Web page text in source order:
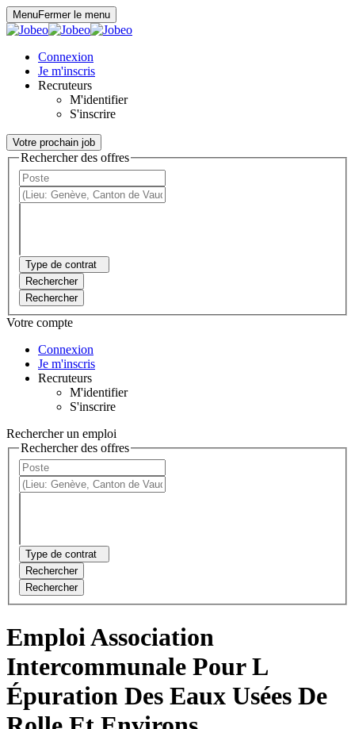
MenuFermer le menu
Connexion
Je m'inscris
Recruteurs
M'identifier
S'inscrire
Votre prochain job
Rechercher des offres
Type de contrat
Rechercher
Rechercher
Votre compte
Connexion
Je m'inscris
Recruteurs
M'identifier
S'inscrire
Rechercher un emploi
Rechercher des offres
Type de contrat
Rechercher
Rechercher
Emploi Association
Intercommunale Pour L
Épuration Des Eaux Usées De
Panneau de gestion des cookies